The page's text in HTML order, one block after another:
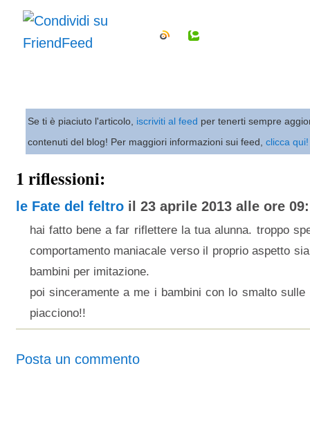
Se ti è piaciuto l'articolo, iscriviti al feed per tenerti sempre
contenuti del blog! Per maggiori informazioni sui feed, clicca qui!
1 riflessioni:
le Fate del feltroil 23 aprile 2013 alle ore
hai fatto bene a far riflettere la tua alunna. troppo
comportamento maniacale verso il proprio aspetto
bambini per imitazione.
poi sinceramente a me i bambini con lo smalto sulle
piacciono!!
Posta un commento